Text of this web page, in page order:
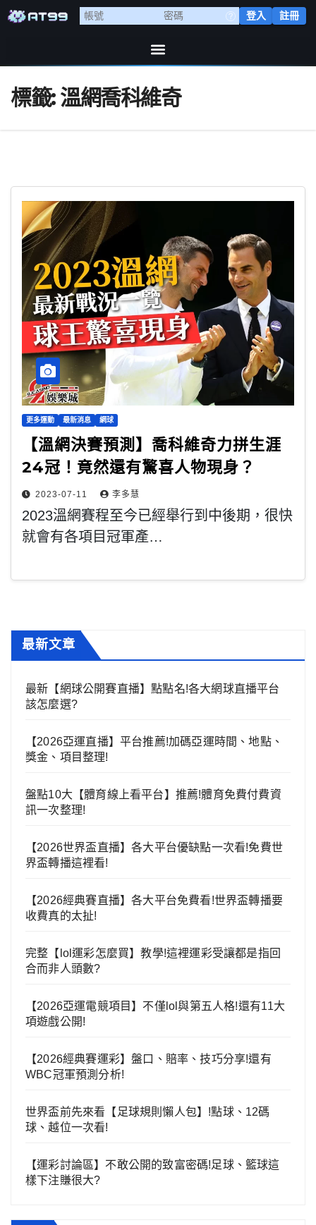
登入 註冊
標籤:溫網喬科維奇
更多運動 最新消息 網球
【溫網決賽預測】喬科維奇力拼生涯
24冠！竟然還有驚喜人物現身？
2023-07-11 李多慧
2023溫網賽程至今已經舉行到中後期，很快
就會有各項目冠軍產…
最新文章
最新【網球公開賽直播】點點名!各大網球直播平台
該怎麼選?
【2026亞運直播】平台推薦!加碼亞運時間、地點、
獎金、項目整理!
盤點10大【體育線上看平台】推薦!體育免費付費資
訊一次整理!
【2026世界盃直播】各大平台優缺點一次看!免費世
界盃轉播這裡看!
【2026經典賽直播】各大平台免費看!世界盃轉播要
收費真的太扯!
完整【lol運彩怎麼買】教學!這裡運彩受讓都是指回
合而非人頭數?
【2026亞運電競項目】不僅lol與第五人格!還有11大
項遊戲公開!
【2026經典賽運彩】盤口、賠率、技巧分享!還有
WBC冠軍預測分析!
世界盃前先來看【足球規則懶人包】!點球、12碼
球、越位一次看!
【運彩討論區】不敢公開的致富密碼!足球、籃球這
樣下注賺很大?